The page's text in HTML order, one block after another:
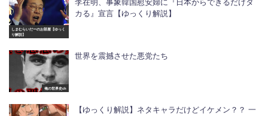
しまむらいだーのお部屋【ゆっく
り解説】
李在明、事象韓国慰安婦に『日本からできるだけタ
カる』宣言【ゆっくり解説】
俺の世界史ch
世界を震撼させた悪党たち
【ゆっくり解説】ネタキャラだけどイケメン？？ 一